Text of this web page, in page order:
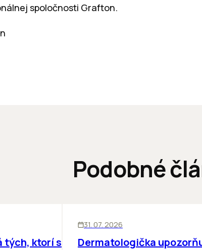
spoločnosti Grafton.
Podobné
ktorí sa
31. 07. 2026
Dermatologička